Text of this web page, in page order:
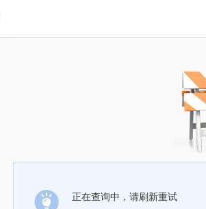
正在查询中，请刷新重试